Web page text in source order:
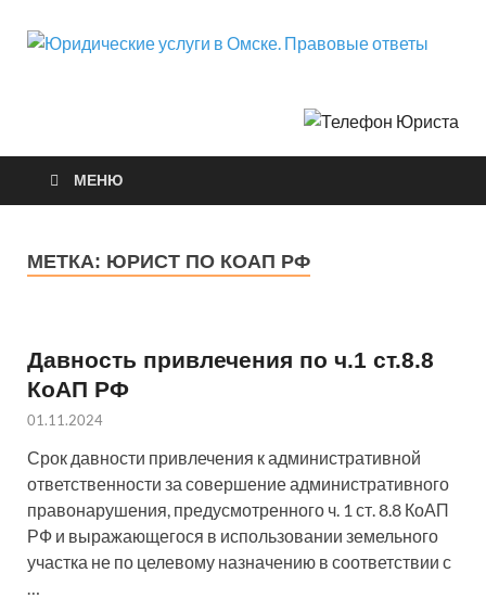
МЕНЮ
МЕТКА: ЮРИСТ ПО КОАП РФ
Давность привлечения по ч.1 ст.8.8
КоАП РФ
01.11.2024
Срок давности привлечения к административной
ответственности за совершение административного
правонарушения, предусмотренного ч. 1 ст. 8.8 КоАП
РФ и выражающегося в использовании земельного
участка не по целевому назначению в соответствии с